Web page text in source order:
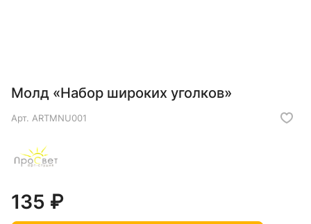
Молд «Набор широких уголков»
Арт. ARTMNU001
135 ₽